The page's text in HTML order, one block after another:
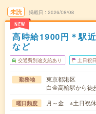
未読
NEW
掲載日 2026/08/08
高時給1900円＊駅
など
交通費別途支給あり 土日祝
勤務地
東京都港区
白金高輪駅から徒
曜日頻度 月～金 ※土日祝